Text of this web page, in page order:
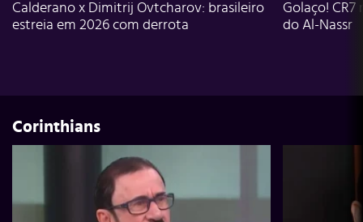
Calderano x Dimitrij Ovtcharov: brasileiro
estreia em 2026 com derrota
Golaço!
do Al-Nassr
Corinthians